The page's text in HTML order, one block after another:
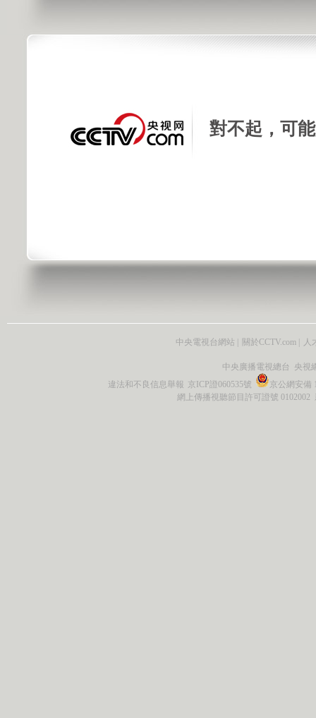
對不起，可
中央電視台網站 關於CCTV.com 人
中央廣播電視總台 央視
違法和不良信息舉報
京ICP證060535號
京公網安備
網上傳播視聽節目許可證號 0102002